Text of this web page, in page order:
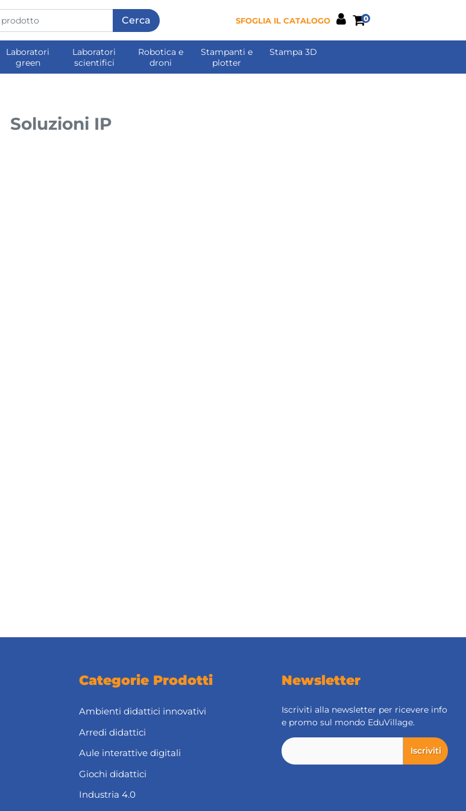
SFOGLIA IL CATALOGO 0
Laboratori
green
Laboratori
scientifici
Robotica e
droni
Stampanti e
plotter
Stampa 3D
Soluzioni IP
Categorie Prodotti
Ambienti didattici innovativi
Arredi didattici
Aule interattive digitali
Giochi didattici
Industria 4.0
Newsletter
Iscriviti alla newsletter per ricevere info
e promo sul mondo EduVillage.